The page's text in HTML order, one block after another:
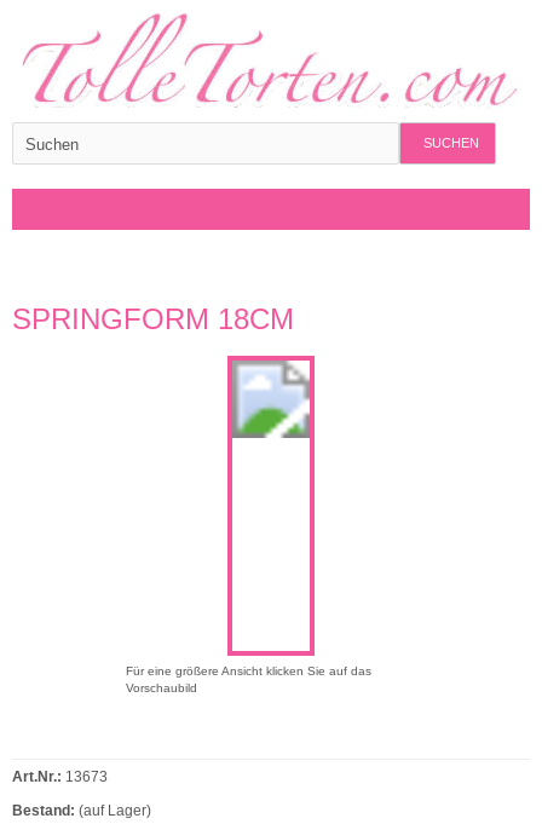
SUCHEN
SPRINGFORM 18CM
Für eine größere Ansicht klicken Sie auf das
Vorschaubild
Art.Nr.: 13673
Bestand: (auf Lager)